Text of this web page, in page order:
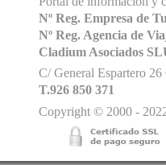
Nº Reg. Empresa de
Nº Reg. Agencia de
Cladium Asociados
C/ General Espartero
T.926 850 371
Copyright © 2000 -